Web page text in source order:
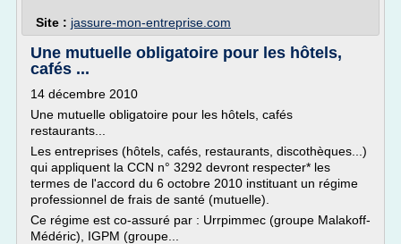
Site : jassure-mon-entreprise.com
Une mutuelle obligatoire pour les hôtels,
cafés ...
14 décembre 2010
Une mutuelle obligatoire pour les hôtels, cafés
restaurants...
Les entreprises (hôtels, cafés, restaurants, discothèques...)
qui appliquent la CCN n° 3292 devront respecter* les
termes de l'accord du 6 octobre 2010 instituant un régime
professionnel de frais de santé (mutuelle).
Ce régime est co-assuré par : Urrpimmec (groupe Malakoff-
Médéric), IGPM (groupe...